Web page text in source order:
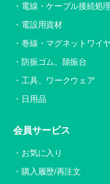
電線・ケーブル接続処
電設用資材
巻線・マグネットワイヤ
防振ゴム、除振台
工具、ワークウェア
日用品
会員サービス
お気に入り
購入履歴/再注文